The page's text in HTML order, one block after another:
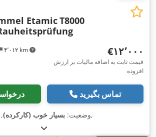
۴٬۰۱۲ km
EtamicT8000
‎€۱۲٬۰۰۰
قیمت ثابت به اضافه مالیات بر ارزش
افزوده
تماس بگیرید
وضعیت: بسیار خوب (کارکرده) ,